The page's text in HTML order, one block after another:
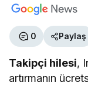
0 Paylaş
Takipçi hilesi,
artırmanın